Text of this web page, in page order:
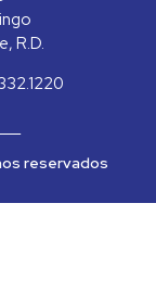
R.D.
reservados